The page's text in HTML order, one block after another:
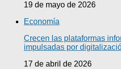
19 de mayo de 2026
Economía
Crecen las plataformas
impulsadas por
17 de abril de 2026